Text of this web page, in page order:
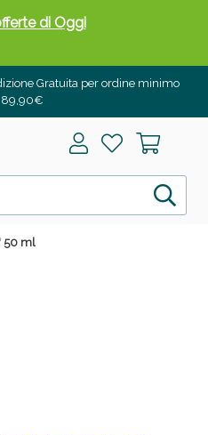
Gratuita per ordine minimo
89,90€
50 ml
di Oggi